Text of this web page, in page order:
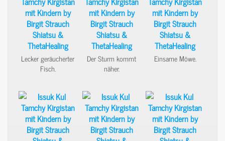
Lecker geräucherter
Fisch.
Der Sturm kommt
näher.
Einsame Möwe.